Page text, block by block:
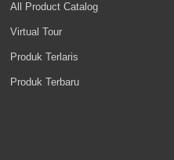
All Product Catalog
Virtual Tour
Produk Terlaris
Produk Terbaru